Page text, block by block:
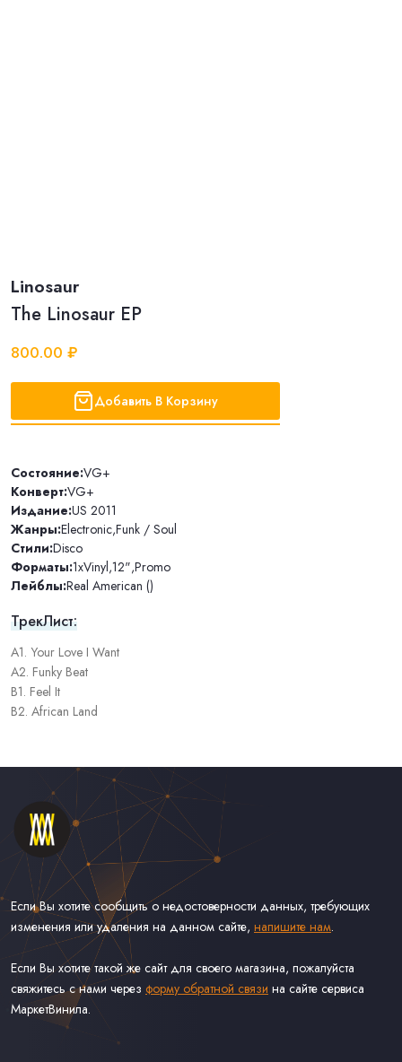
Linosaur
The Linosaur EP
800.00 ₽
Добавить В Корзину
Состояние:VG+
Конверт:VG+
Издание:US 2011
Жанры:Electronic,Funk / Soul
Стили:Disco
Форматы:1xVinyl,12",Promo
Лейблы:Real American ()
ТрекЛист:
A1. Your Love I Want
A2. Funky Beat
B1. Feel It
B2. African Land
Если Вы хотите сообщить о недостоверности данных, требующих
изменения или удаления на данном сайте, напишите нам.
Если Вы хотите такой же сайт для своего магазина, пожалуйста
свяжитесь с нами через форму обратной связи на сайте сервиса
МаркетВинила.
Каталог Винила, CD и Кассет